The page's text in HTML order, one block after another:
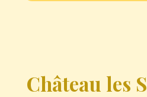
Château les